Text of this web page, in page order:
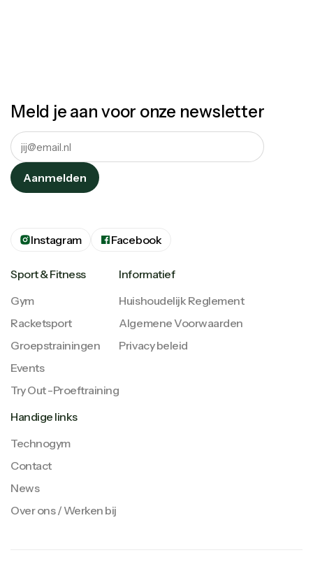
Meld je aan voor onze newsletter
Instagram Facebook
Sport & Fitness
Gym
Racketsport
Groepstrainingen
Events
Try Out -Proeftraining
Informatief
Huishoudelijk Reglement
Algemene Voorwaarden
Privacy beleid
Handige links
Technogym
Contact
News
Over ons / Werken bij